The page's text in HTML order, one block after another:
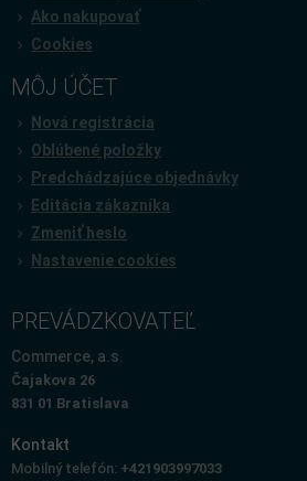
Ako nakupovať
Cookies
MÔJ ÚČET
Nová registrácia
Oblúbené položky
Predchádzajúce objednávky
Editácia zákazníka
Zmeniť heslo
Nastavenie cookies
PREVÁDZKOVATEĽ
Commerce, a.s.
Čajakova 26
831 01 Bratislava
Kontakt
Mobilný telefón: +421903997033